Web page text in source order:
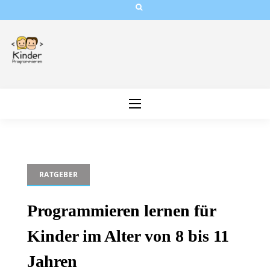
content
RATGEBER
Programmieren lernen für
Kinder im Alter von 8 bis 11
Jahren